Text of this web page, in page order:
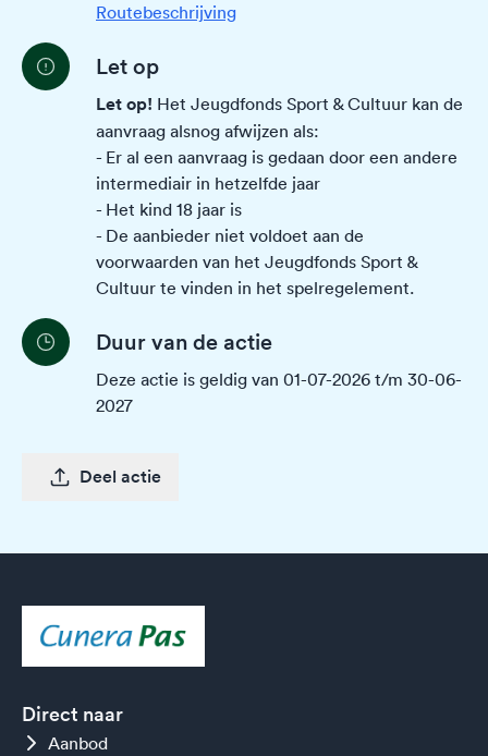
Routebeschrijving
Let op
Let op! Het Jeugdfonds Sport & Cultuur kan de
aanvraag alsnog afwijzen als:
- Er al een aanvraag is gedaan door een andere
intermediair in hetzelfde jaar
- Het kind 18 jaar is
- De aanbieder niet voldoet aan de
voorwaarden van het Jeugdfonds Sport &
Cultuur te vinden in het spelregelement.
Duur van de actie
Deze actie is geldig van 01-07-2026 t/m 30-06-
2027
Deel actie
Direct naar
Aanbod